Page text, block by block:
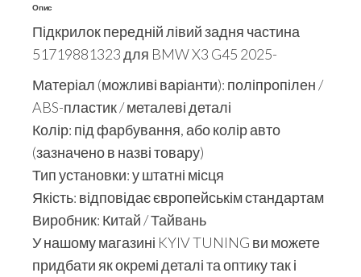
Опис
Підкрилок передній лівий задня частина
51719881323 для BMW X3 G45 2025-
Матеріал (можливі варіанти): поліпропілен /
ABS-пластик / металеві деталі
Колір: під фарбування, або колір авто
(зазначено в назві товару)
Тип установки: у штатні місця
Якість: відповідає європейськім стандартам
Виробник: Китай / Тайвань
У нашому магазині KYIV TUNING ви можете
придбати як окремі деталі та оптику так і